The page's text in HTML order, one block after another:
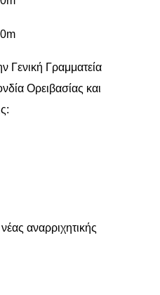
Γενική Γραμματεία
Ορειβασίας και
αναρριχητικής